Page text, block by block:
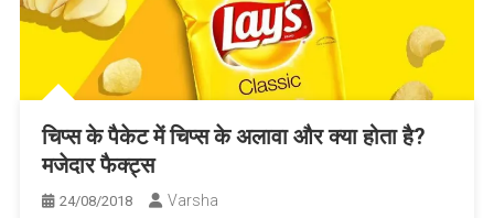
चिप्स के पैकेट में चिप्स के अलावा और क्या होता है?
मजेदार फैक्ट्स
24/08/2018 Varsha